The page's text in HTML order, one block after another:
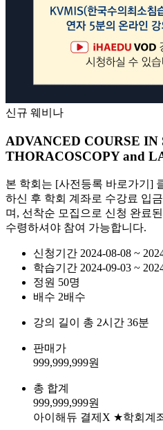
신규 웨비나
ADVANCED COURSE
THORACOSCOPY and
본 학회는 [사전등록 바로가기]
하신 후 학회 계좌로 수강료 입
며, 선착순 모집으로 신청 완료
수령하셔야 참여 가능합니다.
신청기간 2024-08-08 ~
학습기간 2024-09-03 ~
정원 50명
배수 2배수
강의 길이 총 2시간 36분
판매가
999,999,999원
총 합계
999,999,999원
아이해듀 결제X ★학회계